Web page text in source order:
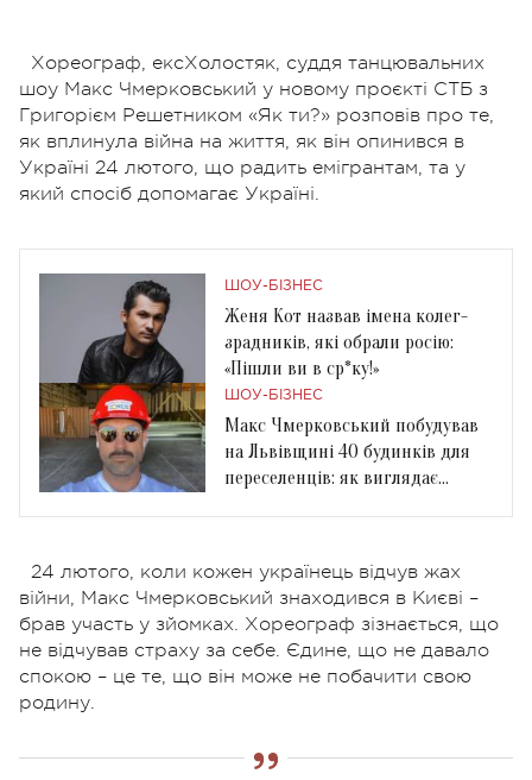
Хореограф, ексХолостяк, суддя танцювальних
шоу Макс Чмерковський у новому проєкті СТБ з
Григорієм Решетником «Як ти?» розповів про те,
як вплинула війна на життя, як він опинився в
Україні 24 лютого, що радить емігрантам, та у
який спосіб допомагає Україні.
ШОУ-БІЗНЕС
Женя Кот назвав імена колег-
зрадників, які обрали росію:
«Пішли ви в ср*ку!»
ШОУ-БІЗНЕС
Макс Чмерковський побудував
на Львівщині 40 будинків для
переселенців: як виглядає
24 лютого, коли кожен українець відчув жах
війни, Макс Чмерковський знаходився в Києві –
брав участь у зйомках. Хореограф зізнається, що
не відчував страху за себе. Єдине, що не давало
спокою – це те, що він може не побачити свою
родину.